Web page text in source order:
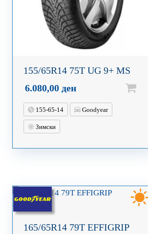
155/65R14 75T UG 9+ MS
6.080,00 ден
155-65-14 Goodyear
Зимски
165/65R14 79T EFFIGRIP